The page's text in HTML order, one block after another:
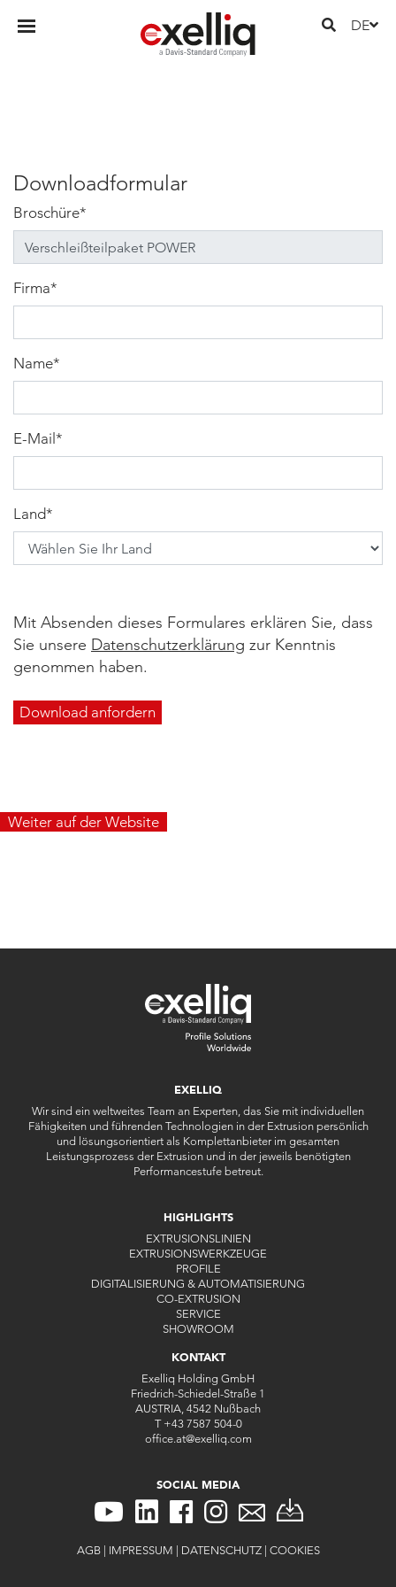
DE
Downloadformular
Broschüre*
Firma*
Name*
E-Mail *
Land*
Mit Absenden dieses Formulares erklären Sie, dass
Sie unsere Datenschutzerklärung
genommen haben.
Weiter auf der Website
EXELLIQ
Wir sind ein weltweites Team an Experten, das Sie mit individuellen
Fähigkeiten und führenden Technologien in der Extrusion persönlich
und lösungsorientiert als Komplettanbieter im gesamten
Leistungsprozess der Extrusion und in der jeweils benötigten
Performancestufe betreut.
HIGHLIGHTS
EXTRUSIONSLINIEN
EXTRUSIONSWERKZEUGE
PROFILE
DIGITALISIERUNG & AUTOMATISIERUNG
CO-EXTRUSION
SERVICE
SHOWROOM
KONTAKT
Exelliq Holding GmbH
Friedrich-Schiedel-Straße 1
AUSTRIA, 4542 Nußbach
T+43 7587 504-0
office.at@exelliq.com
SOCIAL MEDIA
AGB| IMPRESSUM | DATENSCHUTZ| COOKIES